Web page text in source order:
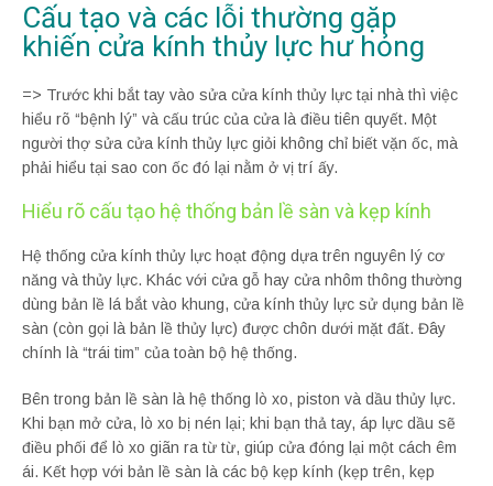
Cấu tạo và các lỗi thường gặp
khiến cửa kính thủy lực hư hỏng
=> Trước khi bắt tay vào sửa cửa kính thủy lực tại nhà thì việc
hiểu rõ “bệnh lý” và cấu trúc của cửa là điều tiên quyết. Một
người thợ sửa cửa kính thủy lực giỏi không chỉ biết vặn ốc, mà
phải hiểu tại sao con ốc đó lại nằm ở vị trí ấy.
Hiểu rõ cấu tạo hệ thống bản lề sàn và kẹp kính
Hệ thống cửa kính thủy lực hoạt động dựa trên nguyên lý cơ
năng và thủy lực. Khác với cửa gỗ hay cửa nhôm thông thường
dùng bản lề lá bắt vào khung, cửa kính thủy lực sử dụng bản lề
sàn (còn gọi là bản lề thủy lực) được chôn dưới mặt đất. Đây
chính là “trái tim” của toàn bộ hệ thống.
Bên trong bản lề sàn là hệ thống lò xo, piston và dầu thủy lực.
Khi bạn mở cửa, lò xo bị nén lại; khi bạn thả tay, áp lực dầu sẽ
điều phối để lò xo giãn ra từ từ, giúp cửa đóng lại một cách êm
ái. Kết hợp với bản lề sàn là các bộ kẹp kính (kẹp trên, kẹp